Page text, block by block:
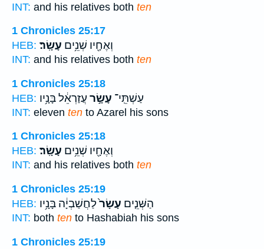
INT: and his relatives both ten
1 Chronicles 25:17
HEB:
וְאֶחָ֖יו שְׁנֵ֥ים עָשָֽׂר׃
INT: and his relatives both ten
1 Chronicles 25:18
HEB:
עַשְׁתֵּֽי־ עָשָׂ֣ר עֲזַרְאֵ֔ל בָּנָ֥יו
INT: eleven ten to Azarel his sons
1 Chronicles 25:18
HEB:
וְאֶחָ֖יו שְׁנֵ֥ים עָשָֽׂר׃
INT: and his relatives both ten
1 Chronicles 25:19
HEB:
הַשְּׁנֵ֤ים עָשָׂר֙לַחֲשַׁבְיָ֔ה בָּנָ֥יו
INT: both ten to Hashabiah his sons
1 Chronicles 25:19